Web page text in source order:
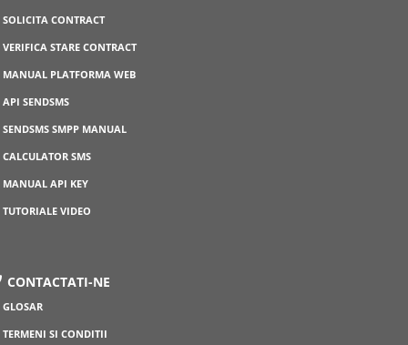
SOLICITA CONTRACT
VERIFICA STARE CONTRACT
MANUAL PLATFORMA WEB
API SENDSMS
SENDSMS SMPP MANUAL
CALCULATOR SMS
MANUAL API KEY
TUTORIALE VIDEO
CONTACTATI-NE
GLOSAR
TERMENI SI CONDITII